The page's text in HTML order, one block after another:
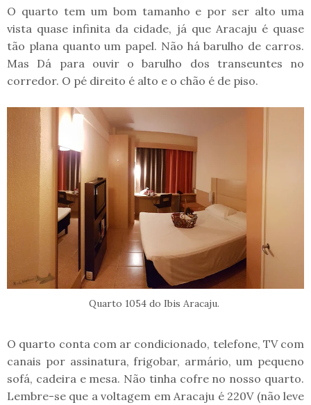
O quarto tem um bom tamanho e por ser alto uma
vista quase infinita da cidade, já que Aracaju é quase
tão plana quanto um papel. Não há barulho de carros.
Mas Dá para ouvir o barulho dos transeuntes no
corredor. O pé direito é alto e o chão é de piso.
Quarto 1054 do Ibis Aracaju.
O quarto conta com ar condicionado, telefone, TV com
canais por assinatura, frigobar, armário, um pequeno
sofá, cadeira e mesa. Não tinha cofre no nosso quarto.
Lembre-se que a voltagem em Aracaju é 220V (não leve